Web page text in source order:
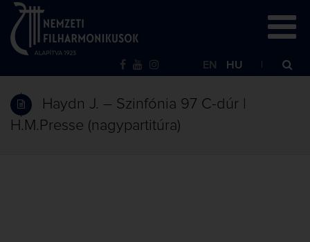
EN HU
Haydn J. – Szinfónia 97 C-dúr |
H.M.Presse (nagypartitúra)